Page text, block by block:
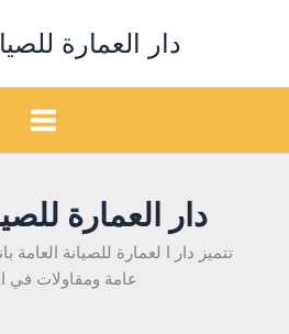
دار العمارة
دار العمارة
تتميز دار ا لعمارة للصيانة العامة
عامة ومقاولات في